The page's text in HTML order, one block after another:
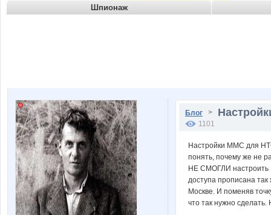
Шпионаж
Блог >
1101
Настройки ММС для
понять, почему же не
НЕ СМОГЛИ настроить
доступа прописана так
Москве. И поменяв
что так нужно